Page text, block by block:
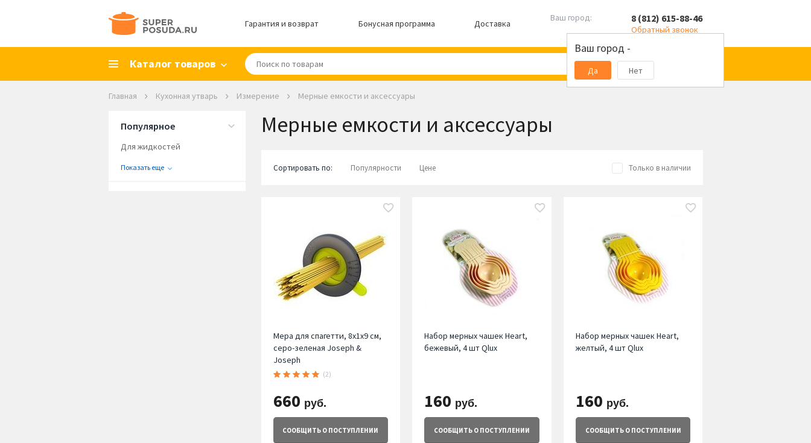
Гарантия и возврат Бонусная программа Доставка
Ваш город:
Ваш город -
Да Нет
8 (812) 615-88-46
Обратный звонок
Каталог товаров
Главная Кухонная утварь Измерение Мерные емкости и аксессуары
Мерные емкости и аксессуары
Сортировать по: Популярности Цене Только в наличии
Мера для спагетти, 8х1х9 см,
серо-зеленая Joseph &
Joseph
(2)
660 руб.
СООБЩИТЬ О ПОСТУПЛЕНИИ
Набор мерных чашек Heart,
бежевый, 4 шт Qlux
160 руб.
СООБЩИТЬО ПОСТУПЛЕНИИ
Набор мерных чашек Heart,
желтый, 4 шт Qlux
160 руб.
СООБЩИТЬО ПОСТУПЛЕНИИ
Популярное
Для жидкостей
Показать еще